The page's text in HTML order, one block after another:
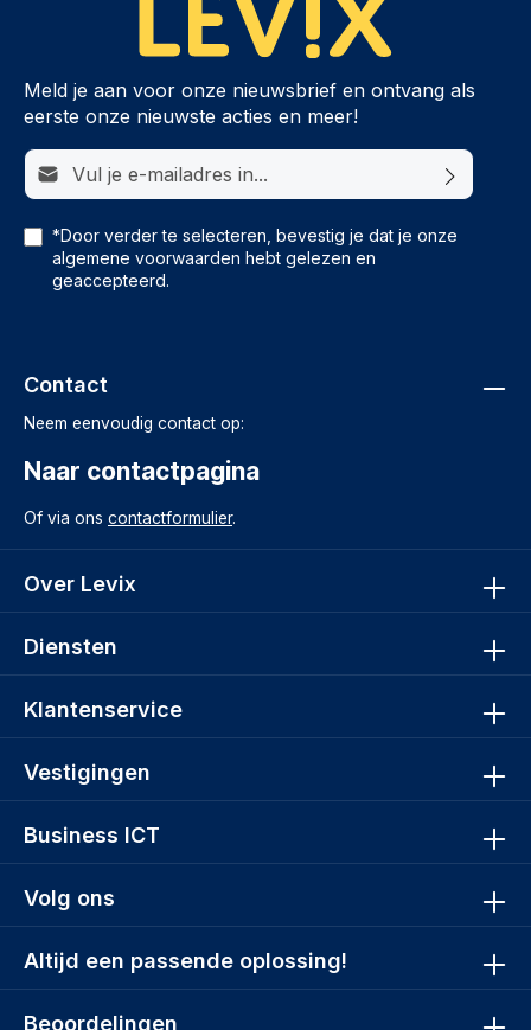
Meld je aan voor onze nieuwsbrief en ontvang als
eerste onze nieuwste acties en meer!
E-mailadres*
*Door verder te selecteren, bevestig je dat je onze
algemene voorwaarden hebt gelezen en
geaccepteerd.
Volg ons
Altijd een passende oplossing!
Contact
Neem eenvoudig contact op:
Naar contactpagina
Of via ons contactformulier.
Over Levix
Diensten
Klantenservice
Vestigingen
Business ICT
Beoordelingen